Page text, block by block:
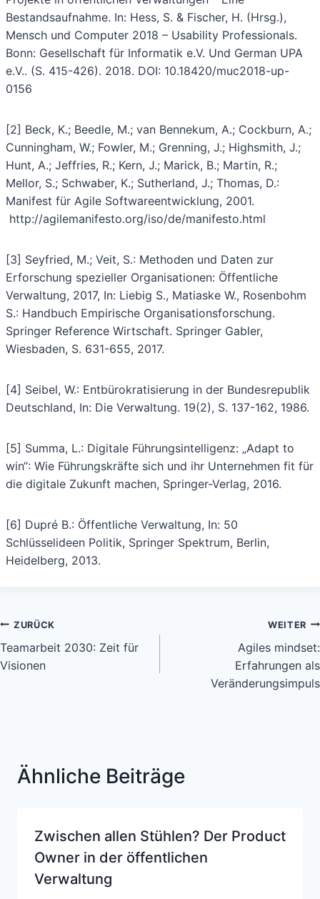
Bestandsaufnahme. In: Hess, S. & Fischer, H. (Hrsg.),
Mensch und Computer 2018 – Usability Professionals.
Bonn: Gesellschaft für Informatik e.V. Und German UPA
e.V.. (S. 415-426). 2018. DOI: 10.18420/muc2018-up-
0156
[2] Beck, K.; Beedle, M.; van Bennekum, A.; Cockburn, A.;
Cunningham, W.; Fowler, M.; Grenning, J.; Highsmith, J.;
Hunt, A.; Jeffries, R.; Kern, J.; Marick, B.; Martin, R.;
Mellor, S.; Schwaber, K.; Sutherland, J.; Thomas, D.:
Manifest für Agile Softwareentwicklung, 2001.
http://agilemanifesto.org/iso/de/manifesto.html
[3] Seyfried, M.; Veit, S.: Methoden und Daten zur
Erforschung spezieller Organisationen: Öffentliche
Verwaltung, 2017, In: Liebig S., Matiaske W., Rosenbohm
S.: Handbuch Empirische Organisationsforschung.
Springer Reference Wirtschaft. Springer Gabler,
Wiesbaden, S. 631-655, 2017.
[4] Seibel, W.: Entbürokratisierung in der Bundesrepublik
Deutschland, In: Die Verwaltung. 19(2), S. 137-162, 1986.
[5] Summa, L.: Digitale Führungsintelligenz: „Adapt to
win“: Wie Führungskräfte sich und ihr Unternehmen fit für
die digitale Zukunft machen, Springer-Verlag, 2016.
[6] Dupré B.: Öffentliche Verwaltung, In: 50
Schlüsselideen Politik, Springer Spektrum, Berlin,
Heidelberg, 2013.
Beitragsnavigation
ZURÜCK
Teamarbeit 2030: Zeit für
Visionen
WEITER
Agiles mindset:
Erfahrungen als
Veränderungsimpuls
Ähnliche Beiträge
Zwischen allen Stühlen? Der Product
Owner in der öffentlichen
Verwaltung